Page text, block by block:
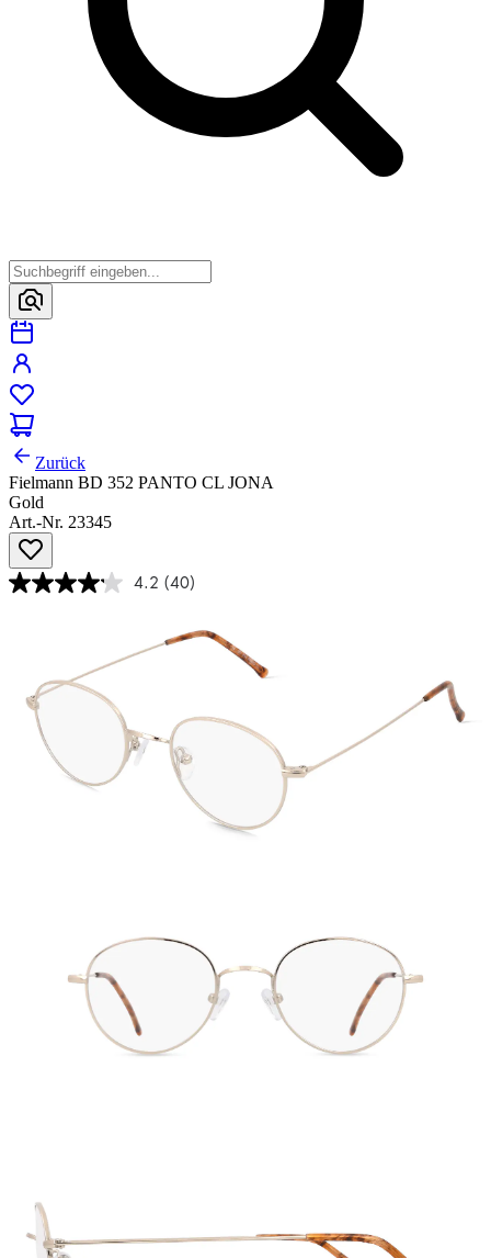
Zurück
Fielmann BD 352 PANTO CL JONA
Gold
Art.-Nr. 23345
4.2 (40)